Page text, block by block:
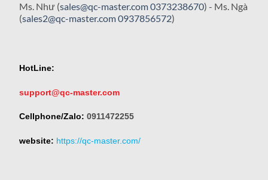
Ms. Như (sales@qc-master.com0373238670) - Ms. Ngà
(sales2@qc-master.com0937856572)
HotLine:
support@qc-master.com
Cellphone/Zalo: 0911472255
website: https://qc-master.com/